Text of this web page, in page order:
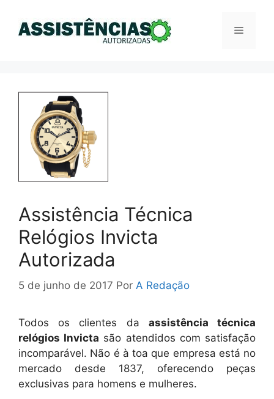
Menu
Assistência Técnica
Relógios Invicta
Autorizada
5 de junho de 2017 Por A Redação
Todos os clientes da assistência técnica
relógios Invicta são atendidos com satisfação
incomparável. Não é à toa que empresa está no
mercado desde 1837, oferecendo peças
exclusivas para homens e mulheres.